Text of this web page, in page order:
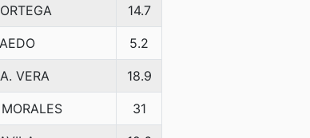
14.7
5.2
VERA 18.9
31